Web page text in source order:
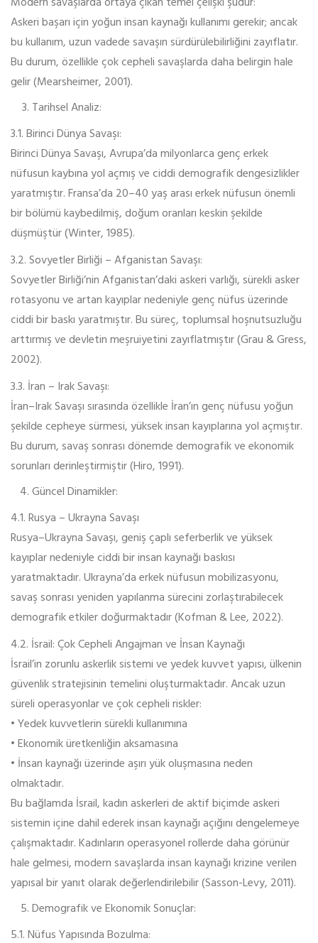
Askeri başarı için yoğun insan kaynağı kullanımı gerekir; ancak
bu kullanım, uzun vadede savaşın sürdürülebilirliğini zayıflatır.
Bu durum, özellikle çok cepheli savaşlarda daha belirgin hale
gelir (Mearsheimer, 2001).
Tarihsel Analiz:
3.1. Birinci Dünya Savaşı:
Birinci Dünya Savaşı, Avrupa’da milyonlarca genç erkek
nüfusun kaybına yol açmış ve ciddi demografik dengesizlikler
yaratmıştır. Fransa’da 20–40 yaş arası erkek nüfusun önemli
bir bölümü kaybedilmiş, doğum oranları keskin şekilde
düşmüştür (Winter, 1985).
3.2. Sovyetler Birliği – Afganistan Savaşı:
Sovyetler Birliği’nin Afganistan’daki askeri varlığı, sürekli asker
rotasyonu ve artan kayıplar nedeniyle genç nüfus üzerinde
ciddi bir baskı yaratmıştır. Bu süreç, toplumsal hoşnutsuzluğu
arttırmış ve devletin meşruiyetini zayıflatmıştır (Grau & Gress,
2002).
3.3. İran – Irak Savaşı:
İran–Irak Savaşı sırasında özellikle İran’ın genç nüfusu yoğun
şekilde cepheye sürmesi, yüksek insan kayıplarına yol açmıştır.
Bu durum, savaş sonrası dönemde demografik ve ekonomik
sorunları derinleştirmiştir (Hiro, 1991).
Güncel Dinamikler:
4.1. Rusya – Ukrayna Savaşı
Rusya–Ukrayna Savaşı, geniş çaplı seferberlik ve yüksek
kayıplar nedeniyle ciddi bir insan kaynağı baskısı
yaratmaktadır. Ukrayna’da erkek nüfusun mobilizasyonu,
savaş sonrası yeniden yapılanma sürecini zorlaştırabilecek
demografik etkiler doğurmaktadır (Kofman & Lee, 2022).
4.2. İsrail: Çok Cepheli Angajman ve İnsan Kaynağı
İsrail’in zorunlu askerlik sistemi ve yedek kuvvet yapısı, ülkenin
güvenlik stratejisinin temelini oluşturmaktadır. Ancak uzun
süreli operasyonlar ve çok cepheli riskler:
• Yedek kuvvetlerin sürekli kullanımına
• Ekonomik üretkenliğin aksamasına
• İnsan kaynağı üzerinde aşırı yük oluşmasına neden
olmaktadır.
Bu bağlamda İsrail, kadın askerleri de aktif biçimde askeri
sistemin içine dahil ederek insan kaynağı açığını dengelemeye
çalışmaktadır. Kadınların operasyonel rollerde daha görünür
hale gelmesi, modern savaşlarda insan kaynağı krizine verilen
yapısal bir yanıt olarak değerlendirilebilir (Sasson-Levy, 2011).
Demografik ve Ekonomik Sonuçlar:
5.1. Nüfus Yapısında Bozulma: